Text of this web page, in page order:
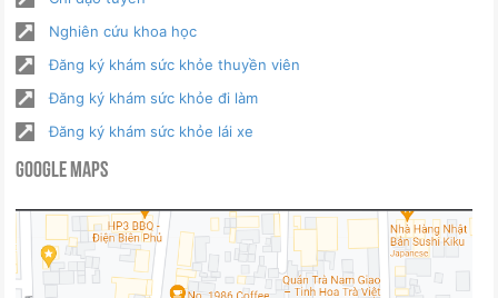
Nghiên cứu khoa học
Đăng ký khám sức khỏe thuyền viên
Đăng ký khám sức khỏe đi làm
Đăng ký khám sức khỏe lái xe
Google Maps